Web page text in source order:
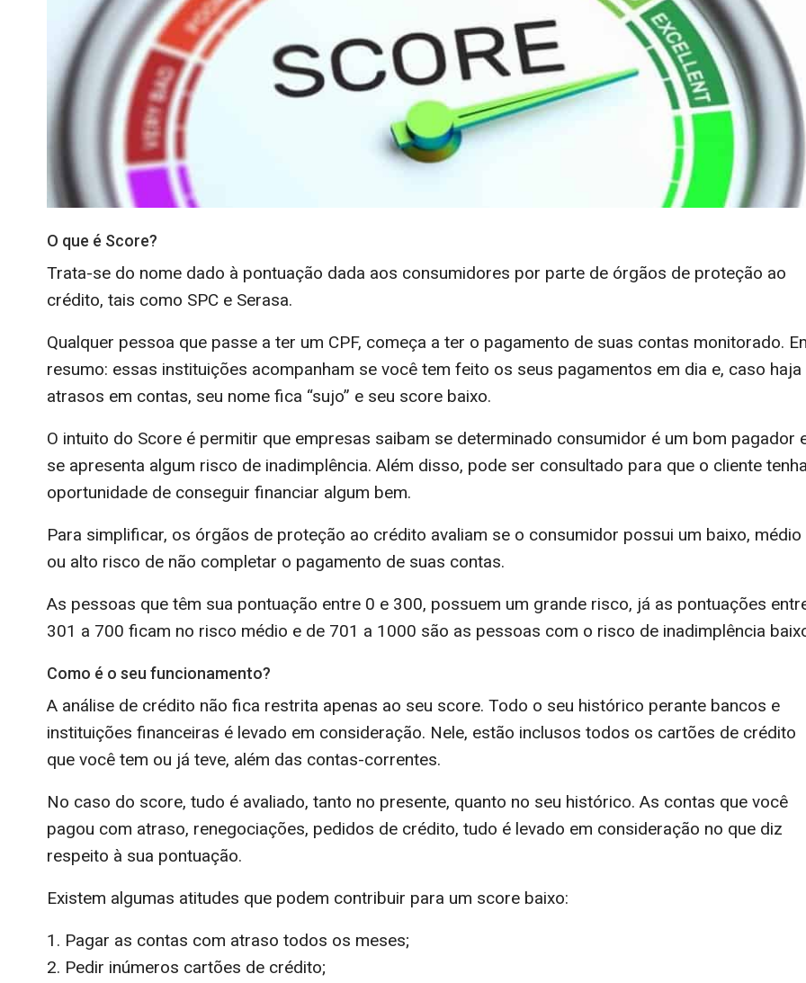
O que é Score?
Trata-se do nome dado à pontuação dada aos consumidores por parte de órgãos de proteção ao
crédito, tais como SPC e Serasa.
Qualquer pessoa que passe a ter um CPF, começa a ter o pagamento de suas contas monitorado.
resumo: essas instituições acompanham se você tem feito os seus pagamentos em dia e, caso haja
atrasos em contas, seu nome fica “sujo” e seu score baixo.
O intuito do Score é permitir que empresas saibam se determinado consumidor é um bom pagador
se apresenta algum risco de inadimplência. Além disso, pode ser consultado para que o cliente
oportunidade de conseguir financiar algum bem.
Para simplificar, os órgãos de proteção ao crédito avaliam se o consumidor possui um baixo, médio
ou alto risco de não completar o pagamento de suas contas.
As pessoas que têm sua pontuação entre 0 e 300, possuem um grande risco, já as pontuações
301 a 700 ficam no risco médio e de 701 a 1000 são as pessoas com o risco de inadimplência
Como é o seu funcionamento?
A análise de crédito não fica restrita apenas ao seu score. Todo o seu histórico perante bancos e
instituições financeiras é levado em consideração. Nele, estão inclusos todos os cartões de crédito
que você tem ou já teve, além das contas-correntes.
No caso do score, tudo é avaliado, tanto no presente, quanto no seu histórico. As contas que você
pagou com atraso, renegociações, pedidos de crédito, tudo é levado em consideração no que diz
respeito à sua pontuação.
Existem algumas atitudes que podem contribuir para um score baixo:
1. Pagar as contas com atraso todos os meses;
2. Pedir inúmeros cartões de crédito;